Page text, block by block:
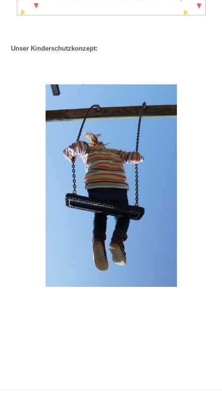
Unser Kinderschutzkonzept: